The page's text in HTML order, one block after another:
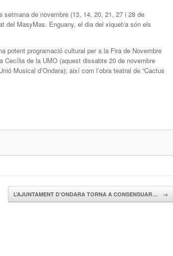
setmana de novembre (13, 14, 20, 21, 27 i 28 de
del MasyMas. Enguany, el dia del xiquet/a són els
potent programació cultural per a la Fira de Novembre
de la UMO (aquest dissabte 20 de novembre
Musical d’Ondara); així com l’obra teatral de “Cactus
L’AJUNTAMENT D’ONDARA TORNA A CONSENSUAR… →